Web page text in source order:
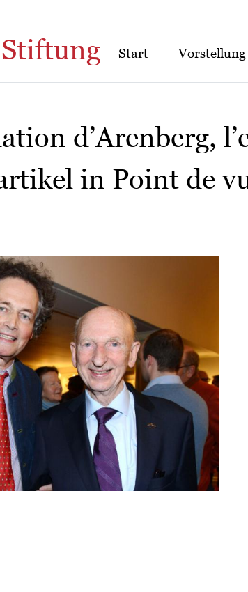
Start Vorstellung
d’Arenberg,
in Point de